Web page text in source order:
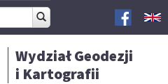
Wydział Geodezji
i Kartografii